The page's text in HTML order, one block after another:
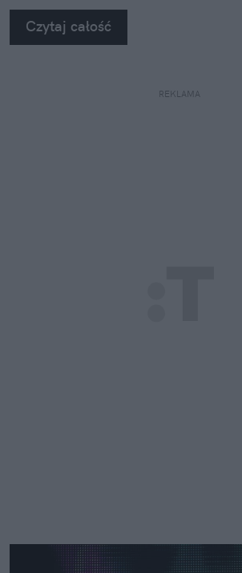
głosów polskich audiobooków.
Czytaj całość
REKLAMA